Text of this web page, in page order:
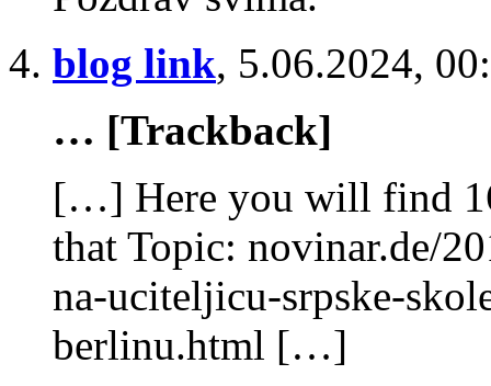
blog link, 5.06.2024,
… [Trackback]
[…] Here you will find
that Topic: novinar.de/
na-uciteljicu-srpske-
berlinu.html […]